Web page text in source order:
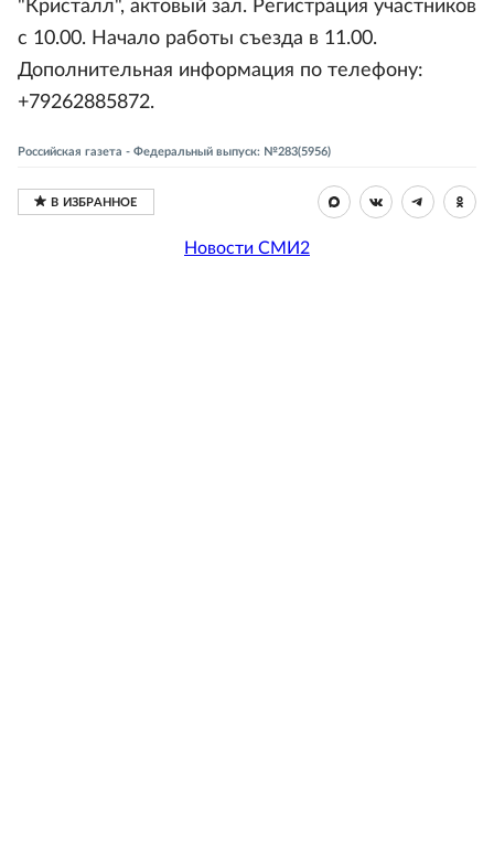
"Кристалл", актовый зал. Регистрация участников
с 10.00. Начало работы съезда в 11.00.
Дополнительная информация по телефону:
+79262885872.
Российская газета - Федеральный выпуск: №283(5956)
Новости СМИ2